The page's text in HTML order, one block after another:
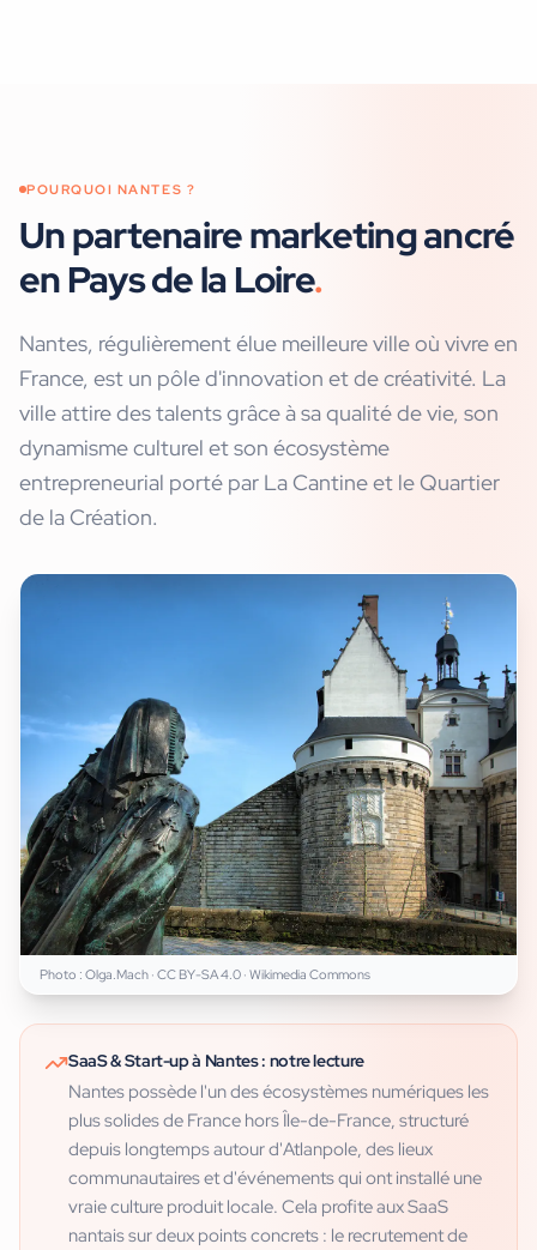
POURQUOI NANTES ?
Un partenaire marketing ancré
en Pays de la Loire.
Nantes, régulièrement élue meilleure ville où vivre en
France, est un pôle d'innovation et de créativité. La
ville attire des talents grâce à sa qualité de vie, son
dynamisme culturel et son écosystème
entrepreneurial porté par La Cantine et le Quartier
de la Création.
Photo : Olga.Mach · CC BY-SA 4.0 · Wikimedia Commons
SaaS & Start-upà Nantes: notre lecture
Nantes possède l'un des écosystèmes numériques les
plus solides de France hors Île-de-France, structuré
depuis longtemps autour d'Atlanpole, des lieux
communautaires et d'événements qui ont installé une
vraie culture produit locale. Cela profite aux SaaS
nantais sur deux points concrets : le recrutement de